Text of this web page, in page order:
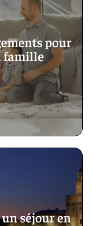
pour
famille
séjour en